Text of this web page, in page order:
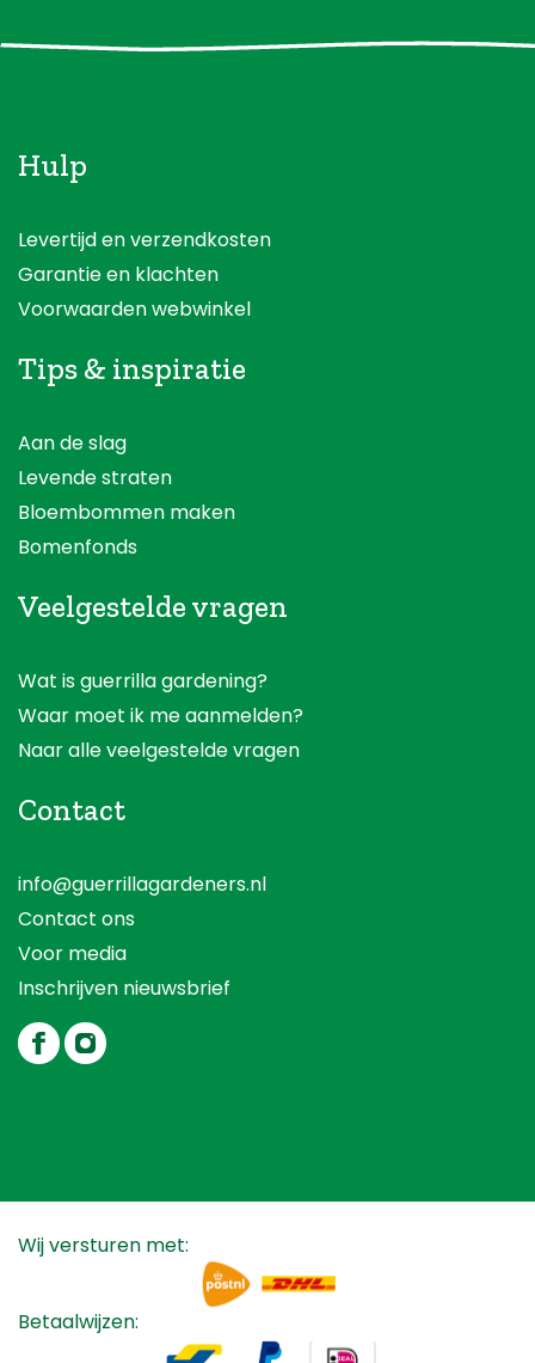
Hulp
Levertijd en verzendkosten
Garantie en klachten
Voorwaarden webwinkel
Tips & inspiratie
Aan de slag
Levende straten
Bloembommen maken
Bomenfonds
Veelgestelde vragen
Wat is guerrilla gardening?
Waar moet ik me aanmelden?
Naar alle veelgestelde vragen
Contact
info@guerrillagardeners.nl
Contact ons
Voor media
Inschrijven nieuwsbrief
Wij versturen met:
Betaalwijzen: